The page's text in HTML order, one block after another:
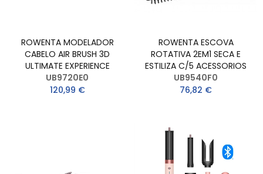
ROWENTA MODELADOR
CABELO AIR BRUSH 3D
ULTIMATE EXPERIENCE
UB9720E0
120,99 €
ROWENTA ESCOVA
ROTATIVA 2EM1 SECA E
ESTILIZA C/5 ACESSORIOS
UB9540F0
76,82 €